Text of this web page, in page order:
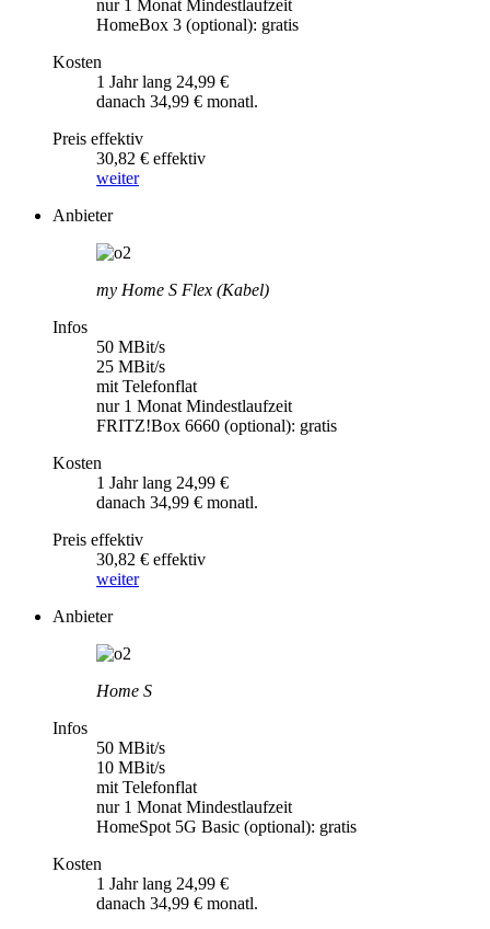
nur 1 Monat Mindestlaufzeit
HomeBox 3 (optional): gratis
Kosten
1 Jahr lang 24,99 €
danach 34,99 € monatl.
Preis effektiv
30,82 € effektiv
weiter
Anbieter
my Home S Flex (Kabel)
Infos
50 MBit/s
25 MBit/s
mit Telefonflat
nur 1 Monat Mindestlaufzeit
FRITZ!Box 6660 (optional): gratis
Kosten
1 Jahr lang 24,99 €
danach 34,99 € monatl.
Preis effektiv
30,82 € effektiv
weiter
Anbieter
Home S
Infos
50 MBit/s
10 MBit/s
mit Telefonflat
nur 1 Monat Mindestlaufzeit
HomeSpot 5G Basic (optional): gratis
Kosten
1 Jahr lang 24,99 €
danach 34,99 € monatl.